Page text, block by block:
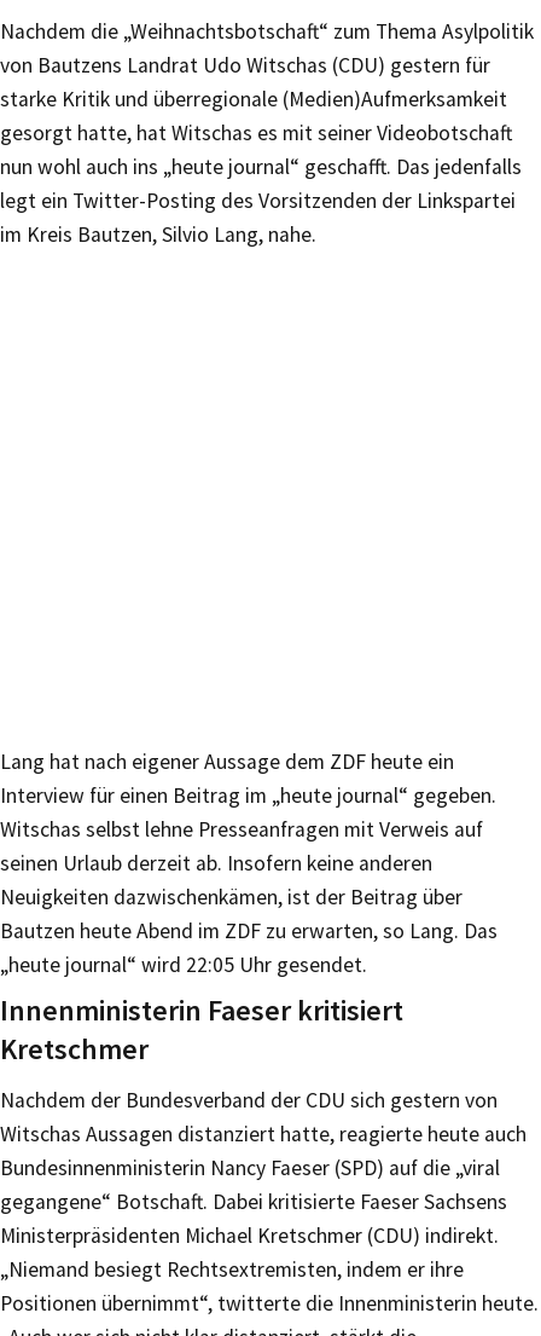
Nachdem die „Weihnachtsbotschaft“ zum Thema Asylpolitik
von Bautzens Landrat Udo Witschas (CDU) gestern für
starke Kritik und überregionale (Medien)Aufmerksamkeit
gesorgt hatte, hat Witschas es mit seiner Videobotschaft
nun wohl auch ins „heute journal“ geschafft. Das jedenfalls
legt ein Twitter-Posting des Vorsitzenden der Linkspartei
im Kreis Bautzen, Silvio Lang, nahe.
Lang hat nach eigener Aussage dem ZDF heute ein
Interview für einen Beitrag im „heute journal“ gegeben.
Witschas selbst lehne Presseanfragen mit Verweis auf
seinen Urlaub derzeit ab. Insofern keine anderen
Neuigkeiten dazwischenkämen, ist der Beitrag über
Bautzen heute Abend im ZDF zu erwarten, so Lang. Das
„heute journal“ wird 22:05 Uhr gesendet.
Innenministerin Faeser kritisiert
Kretschmer
Nachdem der Bundesverband der CDU sich gestern von
Witschas Aussagen distanziert hatte, reagierte heute auch
Bundesinnenministerin Nancy Faeser (SPD) auf die „viral
gegangene“ Botschaft. Dabei kritisierte Faeser Sachsens
Ministerpräsidenten Michael Kretschmer (CDU) indirekt.
„Niemand besiegt Rechtsextremisten, indem er ihre
Positionen übernimmt“, twitterte die Innenministerin heute.